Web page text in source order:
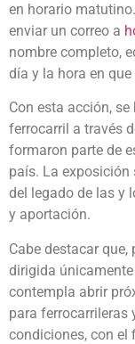
en horario
enviar un correo a
nombre completo,
día y la hora en
Con esta acción,
ferrocarril a través
formaron parte de
país. La
del legado de las y
y aportación.
Cabe destacar
dirigida
contempla abrir
para ferrocarrileras
condiciones, con el